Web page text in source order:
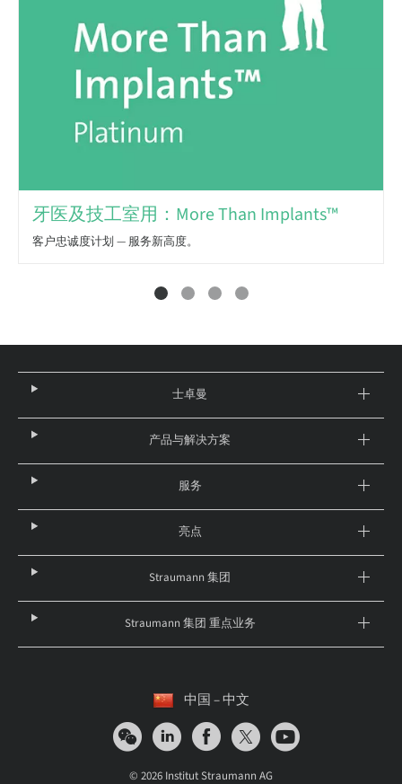
牙医及技工室用：More Than Implants™
客户忠诚度计划 — 服务新高度。
士卓曼
产品与解决方案
服务
亮点
Straumann 集团
Straumann 集团 重点业务
中国 – 中文
© 2026 Institut Straumann AG